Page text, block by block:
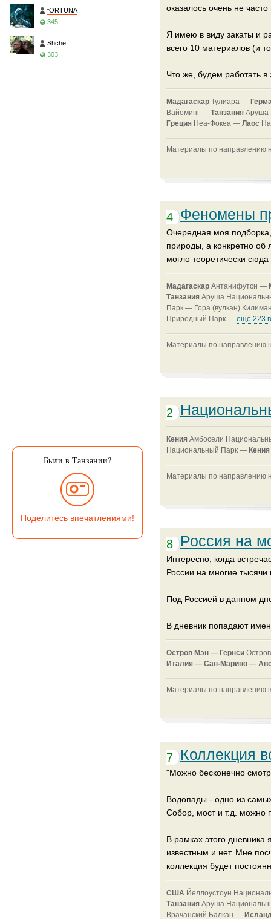
fORTUNA
345
Shche
303
Были в Танзании?
Поделитесь впечатлениями!
оказалось очень не
Я имею в виду закаты и
всего 10 материалов (и
Что же, будем работать
Мадагаскар Тулиара —
Вайоминг — Танзания Аруша
Греция Неа-Фокеа — Лаос
Материалы по направлению
Феномены
4
Очередная моя
природы, а конкретно об
могло теоретически
Мадагаскар Антанифутси —
Танзания Аруша
Парк — Гора (вулкан)
Природный Парк — ещё 223
Материалы по направлению
2
Кения Амбосели
Национальный Парк —
Материалы по направлению
Россия на
8
Интересно, когда
России на многие тысячи
Под Россией в данном
В дневник попадают
Остров Мэн — Гернси
Италия — Сан-Марино —
Материалы по направлению
Коллекция
7
"Можно бесконечно
Водопады - одно из
Собор, мост и т.д. можно
В рамках этого
известным и нет. Мне
коллекция будет
CША Йеллоустоун
Танзания Аруша
Врачанский Балкан —